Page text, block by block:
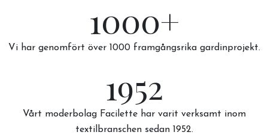
1000+
Vi har genomfört över 1000 framgångsrika gardinprojekt.
1952
Vårt moderbolag Facilette har varit verksamt inom
textilbranschen sedan 1952.